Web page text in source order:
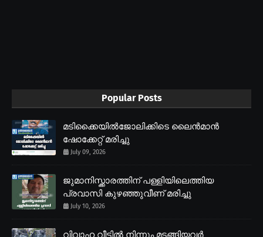
Popular Posts
മടിക്കൈയിൽജോലിക്കിടെ ലൈൻമാൻ
ഷോക്കേറ്റ് മരിച്ചു
July 09, 2026
ജുമാനിസ്ക്കാരത്തിന് പള്ളിയിലെത്തിയ
പ്രവാസി കുഴഞ്ഞുവീണ് മരിച്ചു
July 10, 2026
വിവാഹ വീട്ടിൽ നിന്നും മടങ്ങിയവർ